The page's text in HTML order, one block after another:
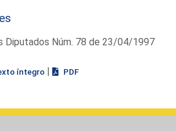
Diputados Núm. 78 de 23/04/1997
íntegro | PDF